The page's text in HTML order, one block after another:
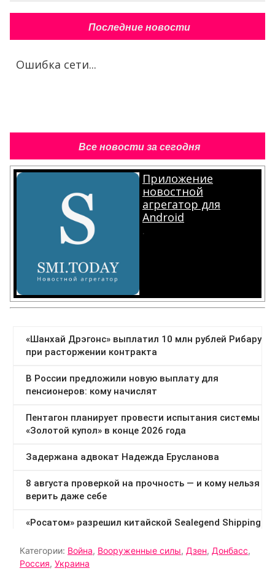
Последние новости
Ошибка сети...
Все новости за сегодня
Приложение
новостной
агрегатор для
Android
.
Категории: Война, Вооруженные силы, Дзен, Донбасс,
Россия, Украина